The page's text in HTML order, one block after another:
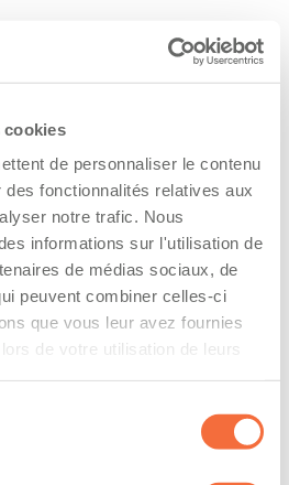
cookies
de personnaliser le contenu
fonctionnalités relatives aux
notre trafic. Nous
informations sur l'utilisation de
de médias sociaux, de
peuvent combiner celles-ci
que vous leur avez fournies
de votre utilisation de leurs